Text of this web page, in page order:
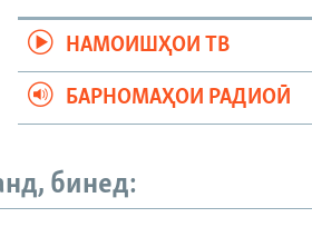
НАМОИШҲОИ ТВ
БАРНОМАҲОИ РАДИОӢ
бинед: